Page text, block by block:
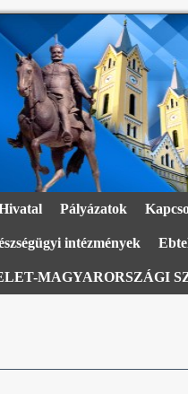
Pályázatok
intézmények
MAGYARORSZÁGI